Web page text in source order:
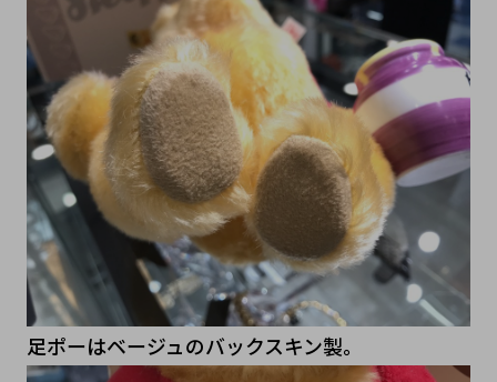
足ポーはベージュのバックスキン製。